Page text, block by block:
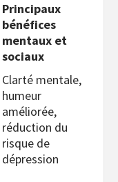
Principaux
bénéfices
mentaux et
sociaux
Clarté mentale,
humeur
améliorée,
réduction du
risque de
dépression